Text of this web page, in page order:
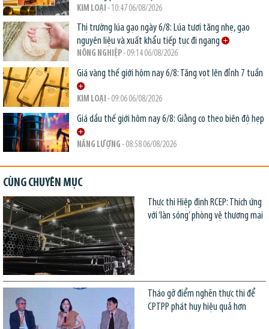
KIM LOẠI - 10:47 06/08/2026
Thị trường lúa gạo ngày 6/8: Lúa tươi tăng nhẹ, gạo
nguyên liệu và xuất khẩu tiếp tục đi ngang
NÔNG NGHIỆP- 09:14 06/08/2026
Giá vàng thế giới hôm nay 6/8: Tăng vọt lên đỉnh 7 tuần
KIM LOẠI - 09:06 06/08/2026
Giá dầu thế giới hôm nay 6/8: Giằng co theo biên độ hẹp
NĂNG LƯỢNG - 08:58 06/08/2026
CÙNG CHUYÊN MỤC
Thực thi Hiệp định RCEP: Thích ứng
với ‘làn sóng’ phòng vệ thương mại
Tháo gỡ điểm nghẽn thực thi để
CPTPP phát huy hiệu quả hơn